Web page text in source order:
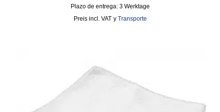
Plazo de entrega: 3 Werktage
incl. VAT y Transporte